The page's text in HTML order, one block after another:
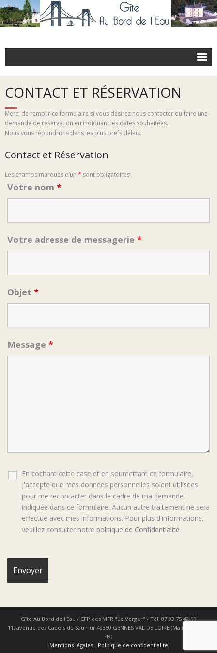
Le Gîte
Tarifs
Coordonnées
À découvrir
Partenaires
CONTACT ET RÉSERVATION
Merci de remplir ce formulaire si vous désirez nous contacter ou faire une
demande de réservation en indiquant les dates souhaitées.
Nous vous répondrons dans les plus brefs délais.
Contact et Réservation
Les champs marqués d’un * sont obligatoires
Votre nom *
Votre adresse de messagerie *
Objet *
Message *
En cochant cette case et en soumettant ce formulaire,
j'accepte que mes données personnelles soient utilisées
pour me recontacter dans le cadre de ma demande
indiquée dans ce formulaire. Aucun autre traitement ne sera
effectué avec mes informations. Pour plus d'informations,
veuillez consulter notre politique de Confidentialité
Gîte Au Bord de l'Eau / CFP des MFR "Le Verger" - Tél. 07 83 75 42 66
11, avenue des Cadets de Saumur 49350 GENNES VAL DE LOIRE (Maine & Loire
49)
Mentions légales- Politique de confidentialité